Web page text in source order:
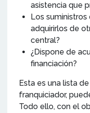
asistencia que
Los
adquirirlos de
central?
¿Dispone de
financiación?
Esta es una lista
franquiciador,
Todo ello, con el